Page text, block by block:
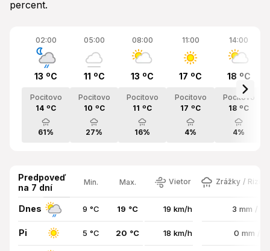
percent.
02:00
13 ºC
Pocitovo
14 ºC
61%
05:00
11 ºC
Pocitovo
10 ºC
27%
08:00
13 ºC
Pocitovo
11 ºC
16%
11:00
17 ºC
Pocitovo
17 ºC
4%
14:00
18 ºC
Pocitovo
18 ºC
4%
Predpoveď
na 7 dní
Min. Max. Vietor Zrážky /
Dnes 9 °C 19 °C 19 km/h 3 mm /
Pi 5 °C 20 °C 18 km/h 0 mm /